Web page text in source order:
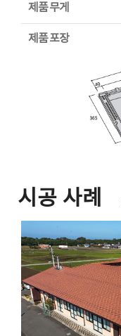
제품 무게
제품 포장
시공 사례